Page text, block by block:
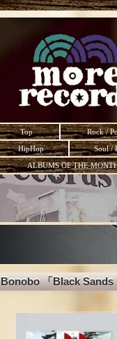
Top Rock /
HipHop
Soul /
ALBUMS OF THE
Bonobo 「Black